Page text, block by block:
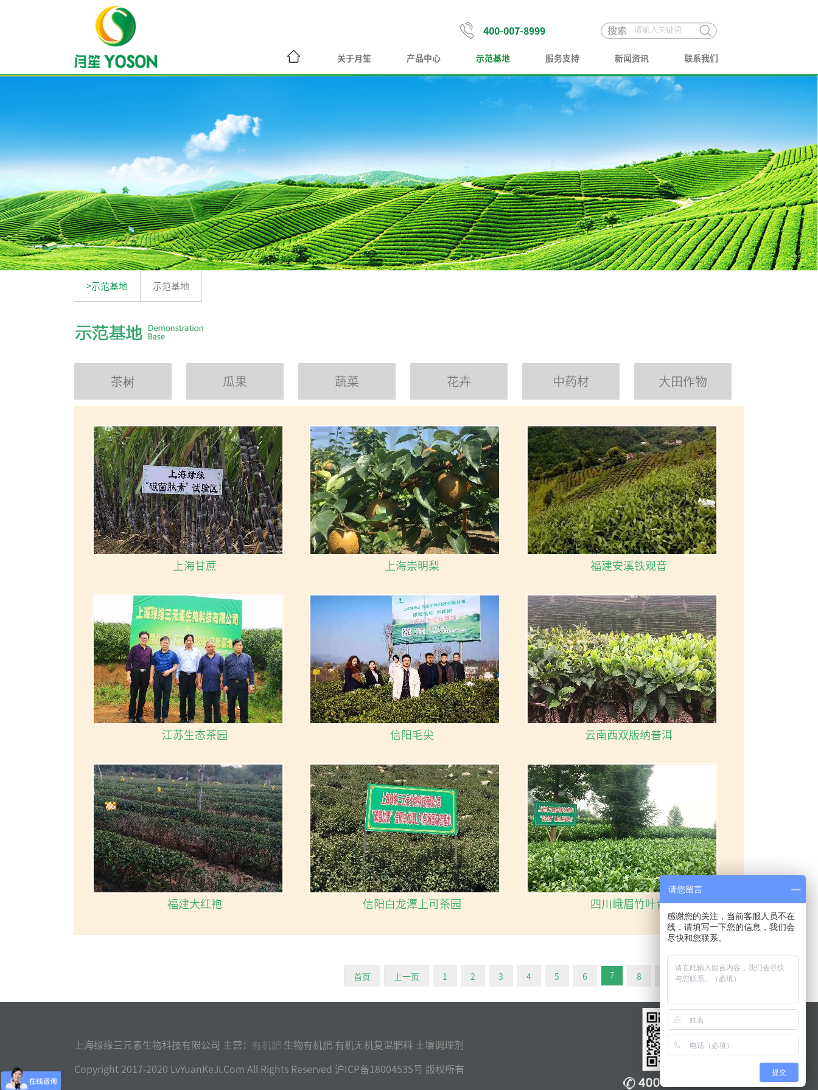
400-007-8999
关于月笙 产品中心 示范基地 服务支持 新闻资讯 联系我们
>示范基地 示范基地
茶树 瓜果 蔬菜 花卉 中药材 大田作物
上海甘蔗 上海崇明梨 福建安溪铁观音
江苏生态茶园 信阳毛尖 云南西双版纳普洱
福建大红袍 信阳白龙潭上可茶园 四川峨眉竹叶青
首页 上一页 1 2 3 4 5 6 7 8 下一页 末页
上海绿缘三元素生物科技有限公司 主营： 有机肥 生物有机肥 有机无机复混肥料 土壤调理剂
Copyright 2017-2020 LvYuanKeJi.Com All Rights Reserved 沪ICP备18004535号 版权所有
请您留言
感谢您的关注，当前客服人员不在
线，请填写一下您的信息，我们会
尽快和您联系。
提交